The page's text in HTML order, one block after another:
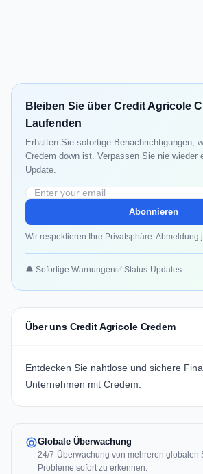
Bleiben Sie über Credit Agricole
Laufenden
Erhalten Sie sofortige Benachrichtigungen,
Credem down ist. Verpassen Sie nie wieder
Update.
Abonnieren
Wir respektieren Ihre Privatsphäre. Abmeldung
🔔 Sofortige Warnungen✅ Status-Updates
Über uns Credit Agricole Credem
Entdecken Sie nahtlose und sichere
Unternehmen mit Credem.
Globale Überwachung
24/7-Überwachung von mehreren globalen
Probleme sofort zu erkennen.